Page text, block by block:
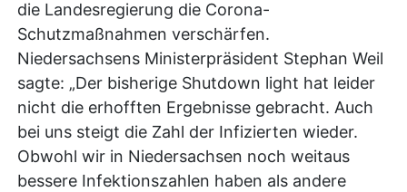
die Landesregierung die Corona-
Schutzmaßnahmen verschärfen.
Niedersachsens Ministerpräsident Stephan Weil
sagte: „Der bisherige Shutdown light hat leider
nicht die erhofften Ergebnisse gebracht. Auch
bei uns steigt die Zahl der Infizierten wieder.
Obwohl wir in Niedersachsen noch weitaus
bessere Infektionszahlen haben als andere